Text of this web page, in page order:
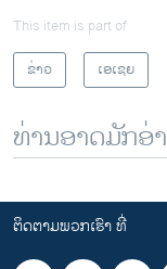
This item is part of
ຂ່າວ
ເອເຊຍ
ທ່ານອາດມັກອ່
ຕິດຕາມພວກເຮົາ ທີ່